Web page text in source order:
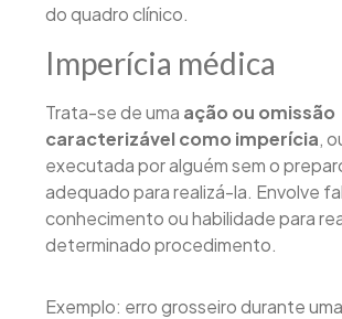
do quadro clínico.
Imperícia médica
Trata-se de uma ação ou omissão
caracterizável como imperícia,
executada por alguém sem o
adequado para realizá-la. Envolve
conhecimento ou habilidade para
determinado procedimento.
Exemplo: erro grosseiro durante